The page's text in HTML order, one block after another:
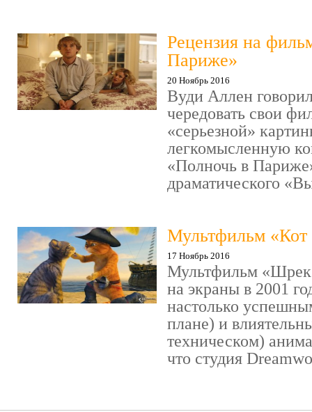
Рецензия на
Париже»
20 Ноябрь 2016
Вуди Аллен
чередовать свои
«серьезной»
легкомысленную
«Полночь в
драматического
Мультфильм «Кот
17 Ноябрь 2016
Мультфильм
на экраны в 2001
настолько
плане) и
техническом)
что студия